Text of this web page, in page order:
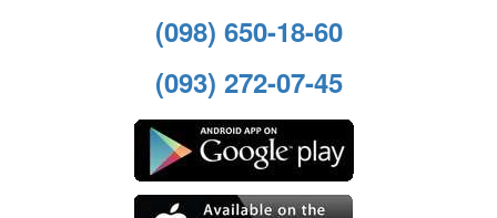
(098) 650-18-60
(093) 272-07-45